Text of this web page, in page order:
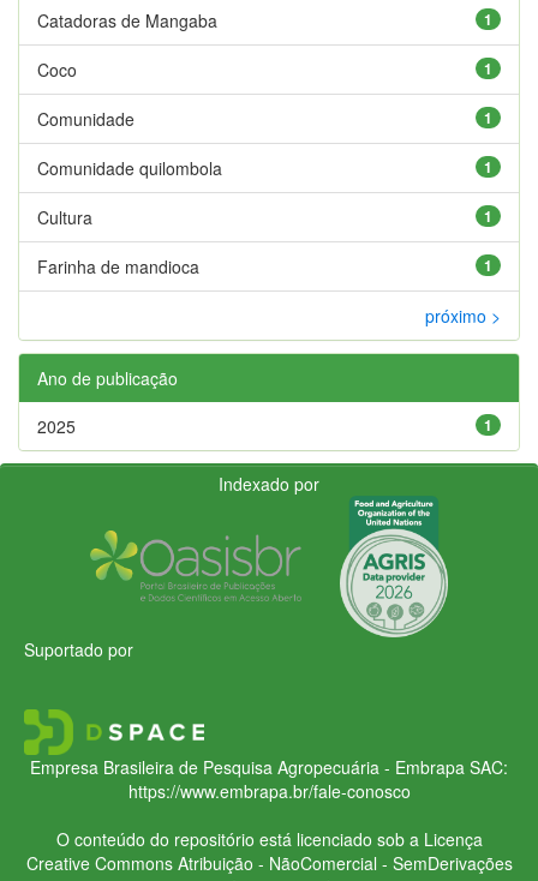
1
Catadoras de Mangaba
1
Coco
1
Comunidade
1
Comunidade quilombola
1
Cultura
1
Farinha de mandioca
próximo >
Ano de publicação
1
2025
Indexado por
Suportado por
Empresa Brasileira de Pesquisa Agropecuária - Embrapa SAC:
https://www.embrapa.br/fale-conosco
O conteúdo do repositório está licenciado sob a Licença
Creative CommonsAtribuição - NãoComercial - SemDerivações